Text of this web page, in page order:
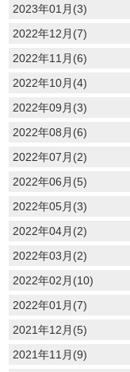
2023年01月(3)
2022年12月(7)
2022年11月(6)
2022年10月(4)
2022年09月(3)
2022年08月(6)
2022年07月(2)
2022年06月(5)
2022年05月(3)
2022年04月(2)
2022年03月(2)
2022年02月(10)
2022年01月(7)
2021年12月(5)
2021年11月(9)